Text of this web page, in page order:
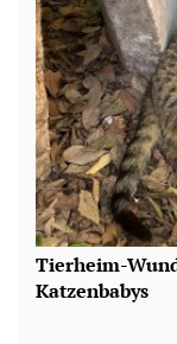
Tierheim-
Katzenbabys